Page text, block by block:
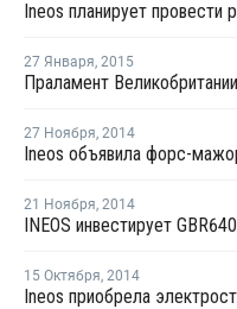
27 Января, 2015
27 Ноября, 2014
21 Ноября, 2014
15 Октября, 2014